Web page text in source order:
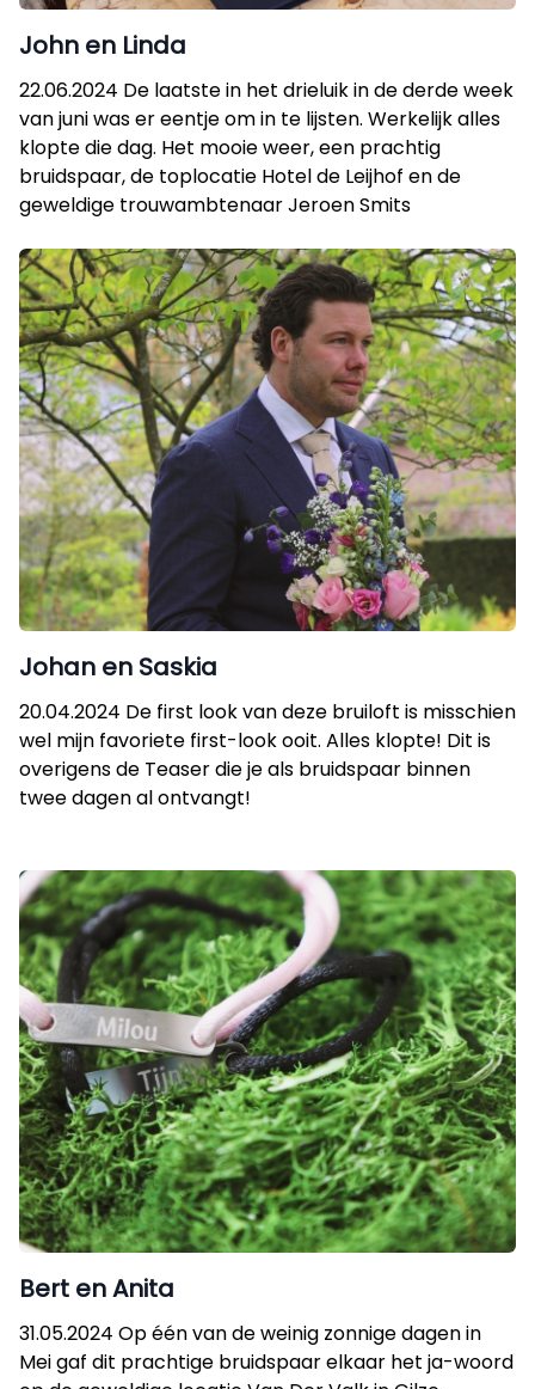
John en Linda
22.06.2024 De laatste in het drieluik in de derde week
van juni was er eentje om in te lijsten. Werkelijk alles
klopte die dag. Het mooie weer, een prachtig
bruidspaar, de toplocatie Hotel de Leijhof en de
geweldige trouwambtenaar Jeroen Smits
Johan en Saskia
20.04.2024 De first look van deze bruiloft is misschien
wel mijn favoriete first-look ooit. Alles klopte! Dit is
overigens de Teaser die je als bruidspaar binnen
twee dagen al ontvangt!
Bert en Anita
31.05.2024 Op één van de weinig zonnige dagen in
Mei gaf dit prachtige bruidspaar elkaar het ja-woord